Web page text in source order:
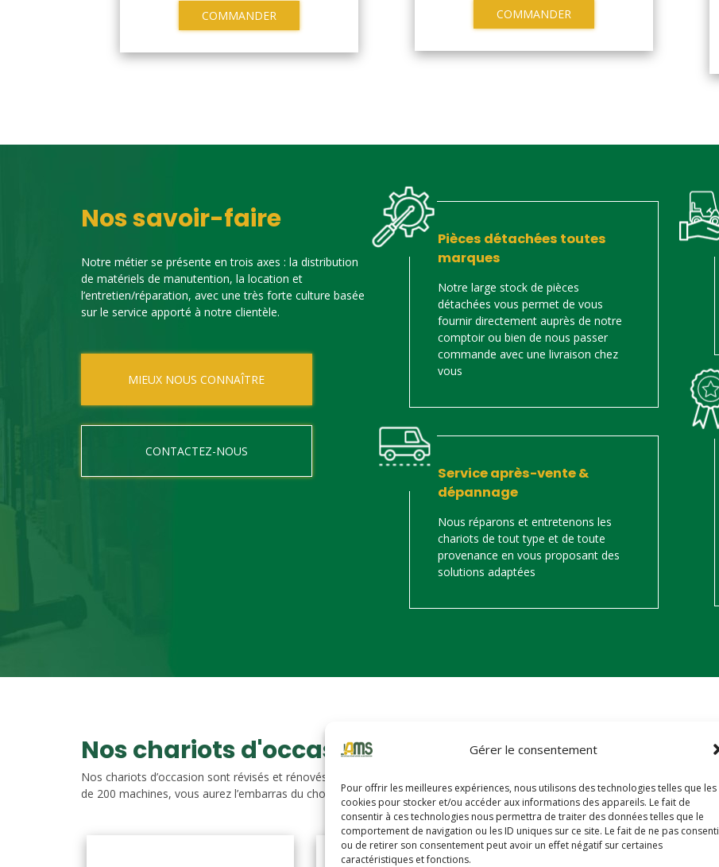
Gérer le consentement
Pour offrir les meilleures expériences, nous utilisons des technologies telles que les
cookies pour stocker et/ou accéder aux informations des appareils. Le fait de
consentir à ces technologies nous permettra de traiter des données telles que le
comportement de navigation ou les ID uniques sur ce site. Le fait de ne pas
ou de retirer son consentement peut avoir un effet négatif sur certaines
caractéristiques et fonctions.
COMMANDER COMMANDER
Nos savoir-faire
Notre métier se présente en trois axes : la distribution
de matériels de manutention, la location et
l’entretien/réparation, avec une très forte culture basée
sur le service apporté à notre clientèle.
MIEUX NOUS CONNAÎTRE
CONTACTEZ-NOUS
Pièces détachées toutes
marques
Notre large stock de pièces
détachées vous permet de vous
fournir directement auprès de notre
comptoir ou bien de nous passer
commande avec une livraison chez
vous
Service après-vente &
dépannage
Nous réparons et entretenons les
chariots de tout type et de toute
provenance en vous proposant des
solutions adaptées
Nos chariots d'occasion
Nos chariots d’occasion sont révisés et rénovés. Vous trouverez ci-dessous notre catalogue de matériels de manutention
de 200 machines, vous aurez l’embarras du choix. Nos chariots sont révisés, reconditionnés, repeints, prêts à partir avec